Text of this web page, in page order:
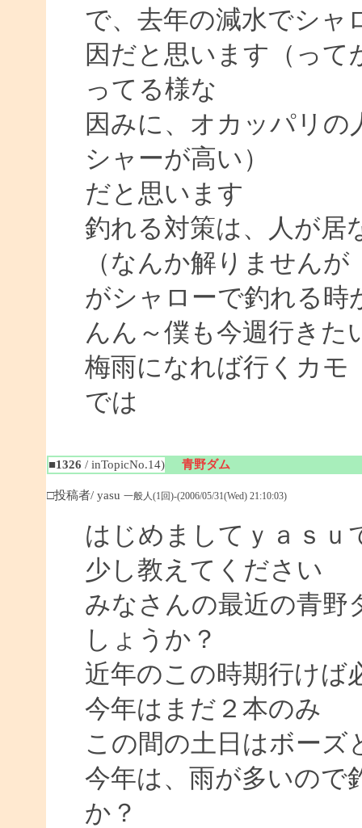
で、去年の減水でシャ
因だと思います（っ
ってる様な
因みに、オカッパリ
シャーが高い）
だと思います
釣れる対策は、人が居
（なんか解りません
がシャローで釣れる時
んん～僕も今週行き
梅雨になれば行くカモ
では
■1326 / inTopicNo.14) 青野ダム
□投稿者/ yasu 一般人(1回)-(2006/05/31(Wed) 21:10:03)
はじめましてｙａｓｕ
少し教えてください
みなさんの最近の青野
しょうか？
近年のこの時期行けば
今年はまだ２本のみ
この間の土日はボーズ
今年は、雨が多いので
か？